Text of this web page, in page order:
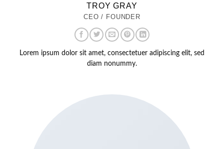
TROY GRAY
CEO / FOUNDER
Lorem ipsum dolor sit amet, consectetuer adipiscing elit, sed
diam nonummy.